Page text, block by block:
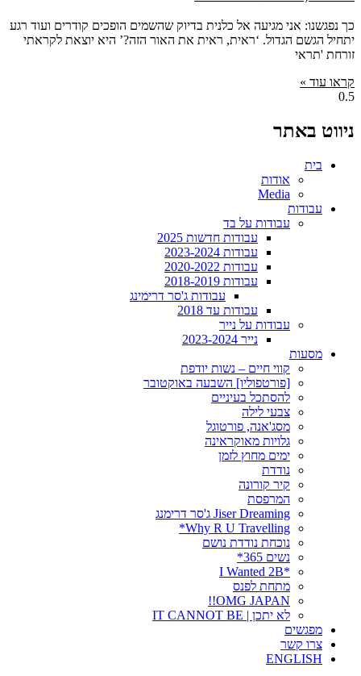
כך נפגשנו: אני מגיעה אל כלנית בדיוק שהשמים הופכים קודרים ועוד רגע
יתחיל הגשם הגדול. ‘ראית, ראית את האור הזה?’ היא יוצאת לקראתי
זורחת 'תראי
קראו עוד »
ניווט באתר
בית
אודות
Media
עבודות
עבודות על בד
עבודות חדשות 2025
עבודות 2023-2024
עבודות 2020-2022
עבודות 2018-2019
עבודות ג'סר דרימינג
עבודות עד 2018
עבודות על נייר
נייר 2023-2024
מסעות
קווי חיים – נשות יודפת
[פורטפוליו] השבעה באוקטובר
להסתכל בעיניים
צבעי לילה
מסג'אנה, פורטוגל
גלויות מאוקראינה
ימים מחוץ לזמן
נודדת
קיר קורונה
המרפסת
Jiser Dreaming ג'סר דרימנג
Why R U Travelling*
נוכחת נודדת נושם
נשים 365*
*I Wanted 2B
מתחת לפנס
OMG JAPAN!!
לא יתכן | IT CANNOT BE
מפגשים
צרו קשר
ENGLISH